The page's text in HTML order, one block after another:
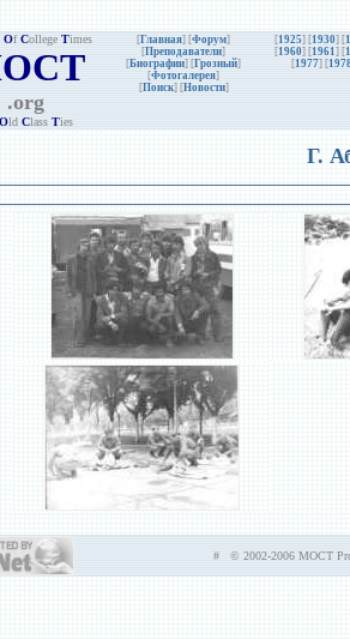
Of College Times
.org
Old Class Ties
[Главная] [Форум]
[Преподаватели]
[Биографии] [Грозный]
[Фотогалерея]
[Поиск] [Новости]
[1925] [1930] [
[1960] [1961] [
[1977] [
Г.
# © 2002-2006 MOCT